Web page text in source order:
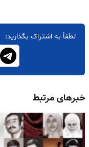
لطفاً به اشتراک بگذارید:
خبرهای مرتبط